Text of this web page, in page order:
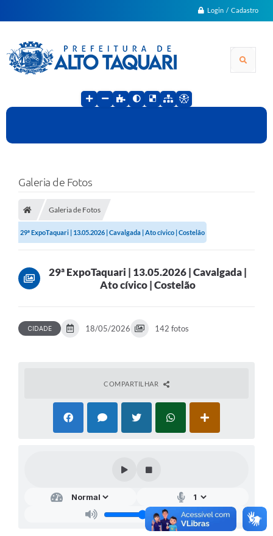
Login / Cadastro
Galeria de Fotos
Galeria de Fotos
29ª ExpoTaquari | 13.05.2026 | Cavalgada | Ato cívico | Costelão
29ª ExpoTaquari | 13.05.2026 | Cavalgada |
Ato cívico | Costelão
CIDADE 18/05/2026 142 fotos
COMPARTILHAR